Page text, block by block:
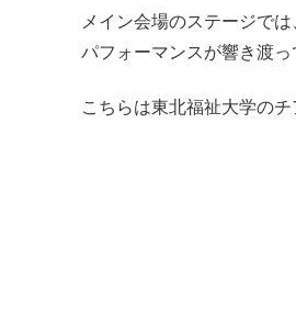
メイン会場のステージで
パフォーマンスが響き渡っ
こちらは東北福祉大学のチ